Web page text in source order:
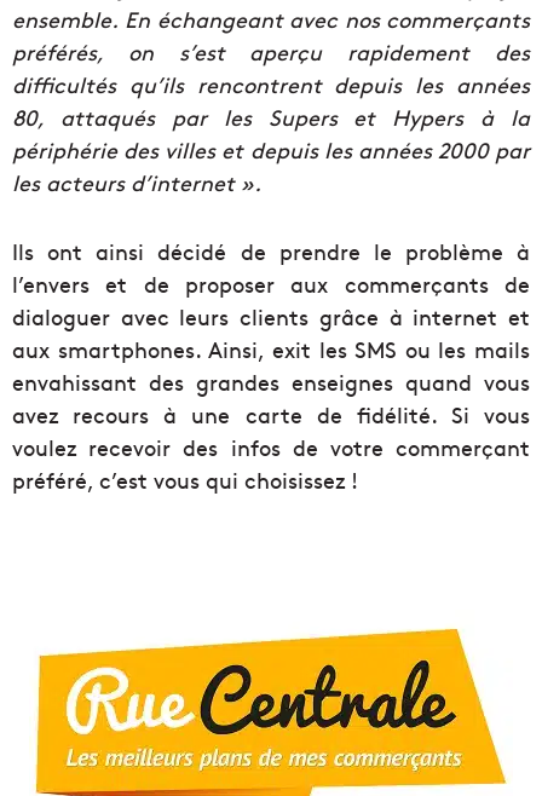
ensemble. En échangeant avec nos commerçants
préférés, on s’est aperçu rapidement des
difficultés qu’ils rencontrent depuis les années
80, attaqués par les Supers et Hypers à la
périphérie des villes et depuis les années 2000 par
les acteurs d’internet ».
Ils ont ainsi décidé de prendre le problème à
l’envers et de proposer aux commerçants de
dialoguer avec leurs clients grâce à internet et
aux smartphones. Ainsi, exit les SMS ou les mails
envahissant des grandes enseignes quand vous
avez recours à une carte de fidélité. Si vous
voulez recevoir des infos de votre commerçant
préféré, c’est vous qui choisissez !